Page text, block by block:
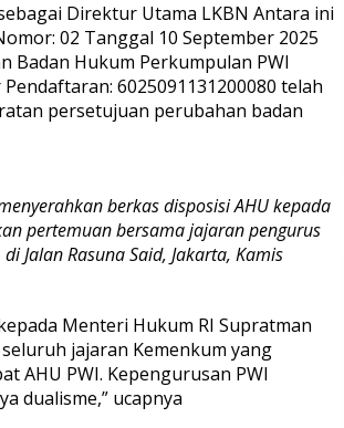
Direktur Utama LKBN Antara ini
02 Tanggal 10 September 2025
Badan Hukum Perkumpulan PWI
6025091131200080 telah
persetujuan perubahan badan
berkas disposisi AHU kepada
pertemuan bersama jajaran pengurus
Jalan Rasuna Said, Jakarta, Kamis
Menteri Hukum RI Supratman
jajaran Kemenkum yang
AHU PWI. Kepengurusan PWI
dualisme,” ucapnya